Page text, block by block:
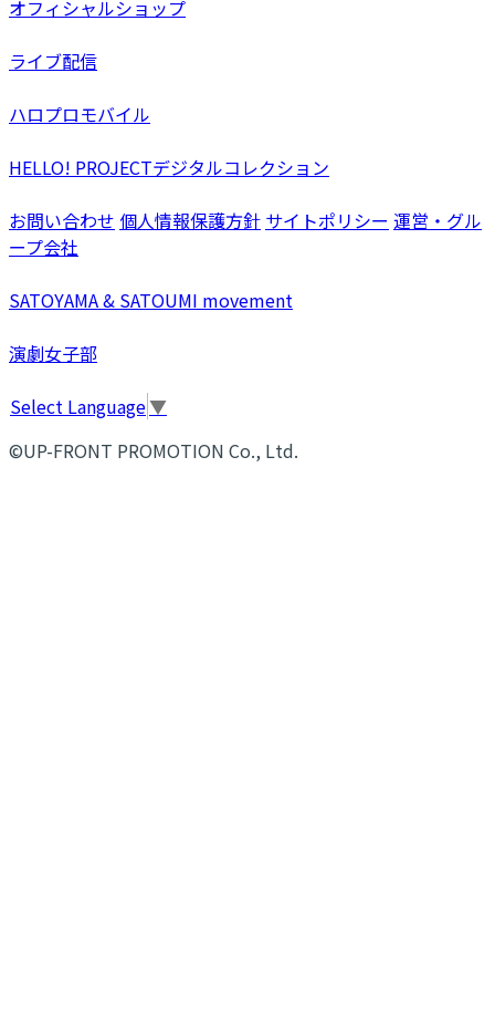
オフィシャルショップ
ライブ配信
ハロプロモバイル
HELLO! PROJECTデジタルコレクション
お問い合わせ 個人情報保護方針 サイトポリシー 運営・グル
ープ会社
SATOYAMA & SATOUMI movement
演劇女子部
Select Language▼
©UP-FRONT PROMOTION Co., Ltd.